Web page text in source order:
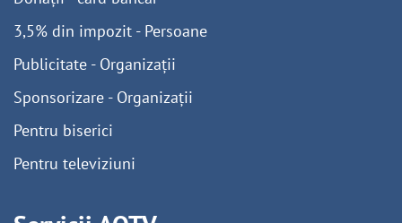
3,5% din impozit - Persoane
Publicitate - Organizații
Sponsorizare - Organizații
Pentru biserici
Pentru televiziuni